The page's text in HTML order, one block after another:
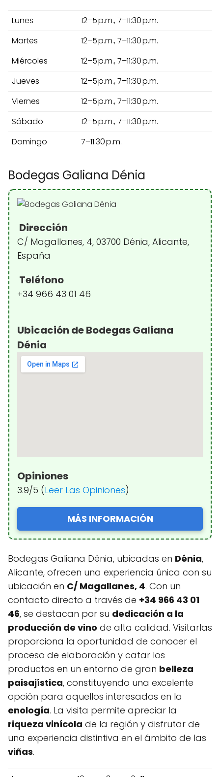
Lunes
12–5 p.m., 7–11:30 p.m.
Martes
12–5 p.m., 7–11:30 p.m.
Miércoles
12–5 p.m., 7–11:30 p.m.
Jueves
12–5 p.m., 7–11:30 p.m.
Viernes
12–5 p.m., 7–11:30 p.m.
Sábado
12–5 p.m., 7–11:30 p.m.
Domingo
7–11:30 p.m.
Bodegas Galiana Dénia
Dirección
C/ Magallanes, 4, 03700 Dénia, Alicante,
España
Teléfono
+34 966 43 01 46
Ubicación de Bodegas Galiana
Dénia
Opiniones
3.9/5 (Leer Las Opiniones)
MÁS INFORMACIÓN
Bodegas Galiana Dénia, ubicadas en Dénia,
Alicante, ofrecen una experiencia única con su
ubicación en C/ Magallanes, 4. Con un
contacto directo a través de +34 966 43 01
46, se destacan por su dedicación a la
producción de vino de alta calidad. Visitarlas
proporciona la oportunidad de conocer el
proceso de elaboración y catar los
productos en un entorno de gran belleza
paisajística, constituyendo una excelente
opción para aquellos interesados en la
enología. La visita permite apreciar la
riqueza vinícola de la región y disfrutar de
una experiencia distintiva en el ámbito de las
viñas.